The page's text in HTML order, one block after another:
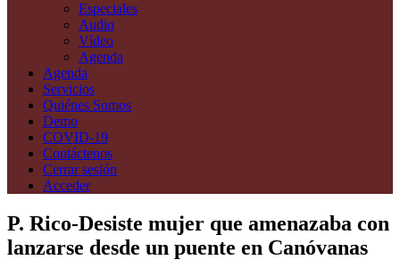
Especiales
Audio
Vídeo
Agenda
Agenda
Servicios
Quiénes Somos
Demo
COVID-19
Contáctenos
Cerrar sesión
Acceder
P. Rico-Desiste mujer que amenazaba con
lanzarse desde un puente en Canóvanas